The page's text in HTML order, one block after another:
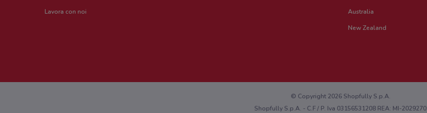
Lavora con noi
Australia
New Zealand
© Copyright 2026 Shopfully S.p.A.
Shopfully S.p.A. - C.F / P. Iva 03156531208 REA: MI-2029270